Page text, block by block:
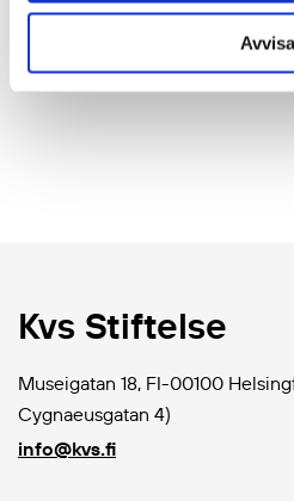
Avvisa
för studier efter grundskolan.
Kvs Stiftelse
Museigatan 18, FI-00100
Cygnaeusgatan 4)
info@kvs.fi